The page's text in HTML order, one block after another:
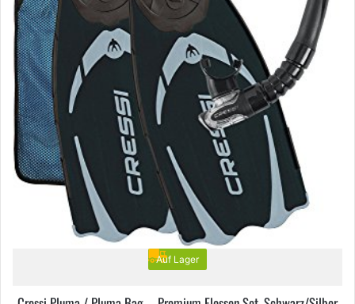
Auf Lager